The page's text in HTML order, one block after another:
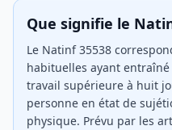
Que signifie le
Le Natinf 35538
habituelles ayant
travail supérieure à huit
personne en état de
physique. Prévu par les